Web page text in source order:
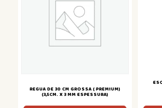
REGUA DE 30 CM GROSSA ( PREMIUM)
(3,5CM. X 3 MM ESPESSURA)